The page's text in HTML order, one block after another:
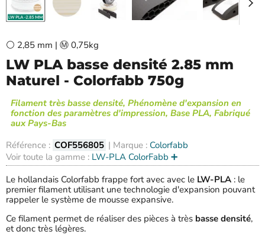
⚪ 2,85 mm | Ⓜ️ 0,75kg
LW PLA basse densité 2.85 mm
Naturel - Colorfabb 750g
Filament très basse densité, Phénomène d'expansion en
fonction des paramètres d'impression, Base PLA, Fabriqué
aux Pays-Bas
Référence : COF556805 | Marque : Colorfabb
Voir toute la gamme : LW-PLA ColorFabb ➕
Le hollandais Colorfabb frappe fort avec avec le LW-PLA : le
premier filament utilisant une technologie d'expansion pouvant
rappeler le système de mousse expansive.
Ce filament permet de réaliser des pièces à très basse densité,
et donc très légères.